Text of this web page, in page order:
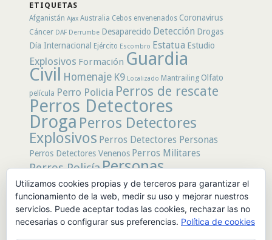
ETIQUETAS
Afganistán Ajax Australia Cebos envenenados Coronavirus
Cáncer DAF Derrumbe Desaparecido Detección Drogas
Día Internacional
Ejército Escombro Estatua Estudio
Explosivos Formación Guardia
Civil Homenaje K9 Localizado Mantrailing Olfato
película Perro Policia Perros de rescate
Perros Detectores
Droga Perros Detectores
Explosivos Perros Detectores Personas
Perros Detectores Venenos Perros Militares
Perros PolicíaPersonas
Desaparecidas Policía Policía Local
Policía Nacionalrastro rescate Restos
humanosTerremoto Tertulias Caninas Unidad
canina Veneno Video
Utilizamos cookies propias y de terceros para garantizar el
funcionamiento de la web, medir su uso y mejorar nuestros
servicios. Puede aceptar todas las cookies, rechazar las no
necesarias o configurar sus preferencias. Política de cookies